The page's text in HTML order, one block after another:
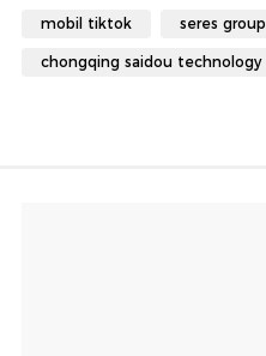
mobil tiktok seres group
chongqing saidou technology